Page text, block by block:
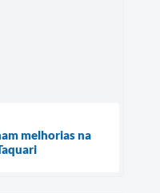
melhorias na